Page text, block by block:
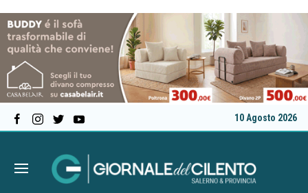
10 Agosto 2026